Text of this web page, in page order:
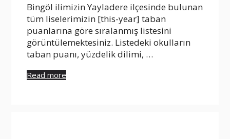
Bingöl ilimizin Yayladere ilçesinde bulunan
tüm liselerimizin [this-year] taban
puanlarına göre sıralanmış listesini
görüntülemektesiniz. Listedeki okulların
taban puanı, yüzdelik dilimi, …
Read more